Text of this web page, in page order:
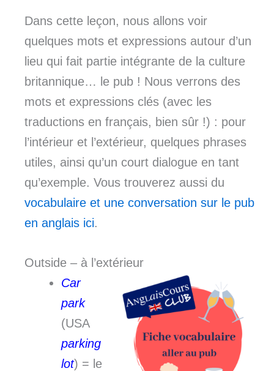
Dans cette leçon, nous allons voir
quelques mots et expressions autour d’un
lieu qui fait partie intégrante de la culture
britannique… le pub ! Nous verrons des
mots et expressions clés (avec les
traductions en français, bien sûr !) : pour
l’intérieur et l’extérieur, quelques phrases
utiles, ainsi qu’un court dialogue en tant
qu’exemple. Vous trouverez aussi du
vocabulaire et une conversation sur le pub
en anglais ici.
Outside – à l’extérieur
Car
park
(USA
parking
lot) = le